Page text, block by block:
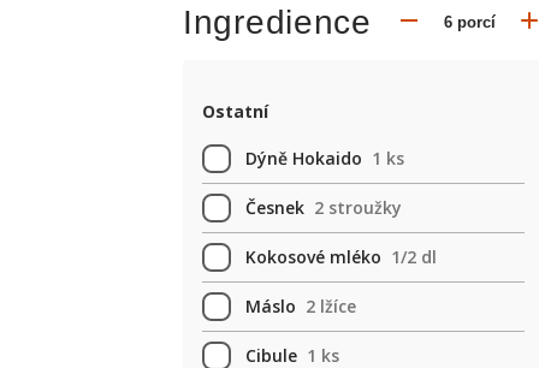
Ingredience
Ostatní
Dýně Hokaido 1 ks
Česnek 2 stroužky
Kokosové mléko 1/2 dl
Máslo 2 lžíce
Cibule 1 ks